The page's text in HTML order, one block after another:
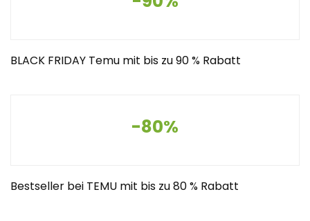
BLACK FRIDAY Temu mit bis zu 90 % Rabatt
-80%
Bestseller bei TEMU mit bis zu 80 % Rabatt